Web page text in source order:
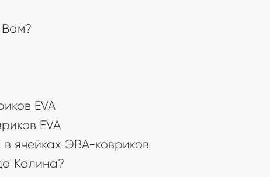
EVA
EVA
ячейках ЭВА-ковриков
Калина?